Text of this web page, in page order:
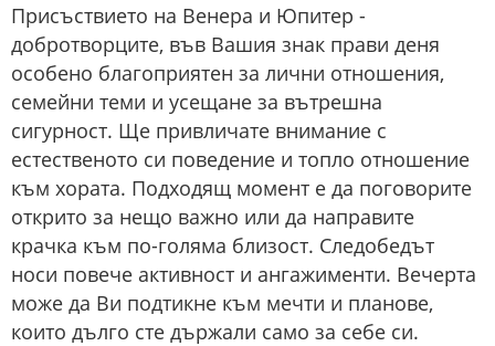
Присъствието на Венера и Юпитер -
добротворците, във Вашия знак прави деня
особено благоприятен за лични отношения,
семейни теми и усещане за вътрешна
сигурност. Ще привличате внимание с
естественото си поведение и топло отношение
към хората. Подходящ момент е да поговорите
открито за нещо важно или да направите
крачка към по-голяма близост. Следобедът
носи повече активност и ангажименти. Вечерта
може да Ви подтикне към мечти и планове,
които дълго сте държали само за себе си.